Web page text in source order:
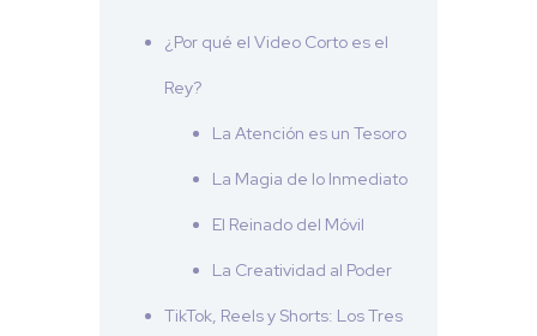
¿Por qué el Video Corto es el
Rey?
La Atención es un Tesoro
La Magia de lo Inmediato
El Reinado del Móvil
La Creatividad al Poder
TikTok, Reels y Shorts: Los Tres